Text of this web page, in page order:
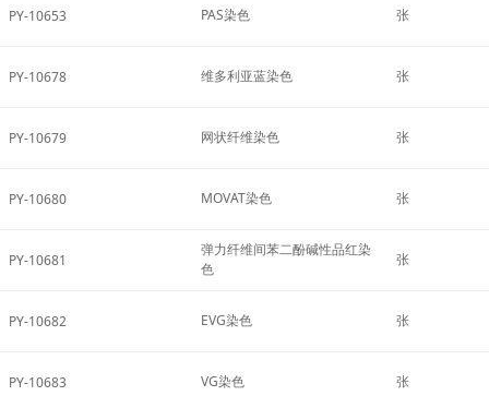
PY-10653 PAS染色 张
PY-10678 维多利亚蓝染色 张
PY-10679 网状纤维染色 张
PY-10680 MOVAT染色 张
PY-10681
弹力纤维间苯二酚碱性品红染
色
张
PY-10682 EVG染色 张
PY-10683 VG染色 张